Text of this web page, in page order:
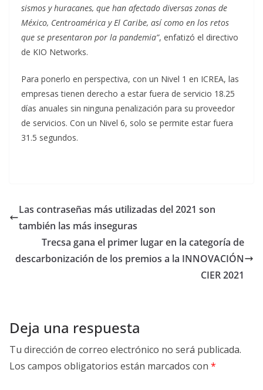
sismos y huracanes, que han afectado diversas zonas de
México, Centroamérica y El Caribe, así como en los retos
que se presentaron por la pandemia”, enfatizó el directivo
de KIO Networks.
Para ponerlo en perspectiva, con un Nivel 1 en ICREA, las
empresas tienen derecho a estar fuera de servicio 18.25
días anuales sin ninguna penalización para su proveedor
de servicios. Con un Nivel 6, solo se permite estar fuera
31.5 segundos.
Las contraseñas más utilizadas del 2021 son
también las más inseguras
Trecsa gana el primer lugar en la categoría de
descarbonización de los premios a la INNOVACIÓN
CIER 2021
Deja una respuesta
Tu dirección de correo electrónico no será publicada.
Los campos obligatorios están marcados con *